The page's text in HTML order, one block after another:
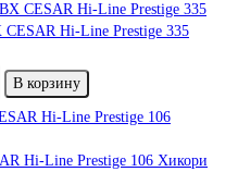
Hi-Line Prestige 335
В корзину
Hi-Line Prestige 106 Хикори